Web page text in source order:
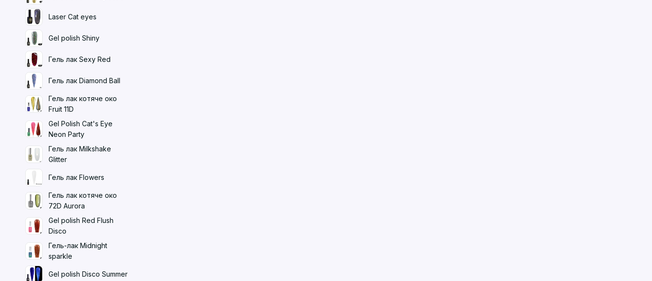
Laser Cat eyes
Gel polish Shiny
Гель лак Sexy Red
Гель лак Diamond Ball
Гель лак котяче око
Fruit 11D
Gel Polish Cat's Eye
Neon Party
Гель лак Milkshake
Glitter
Гель лак Flowers
Гель лак котяче око
72D Aurora
Gel polish Red Flush
Disco
Гель-лак Midnight
sparkle
Gel polish Disco Summer